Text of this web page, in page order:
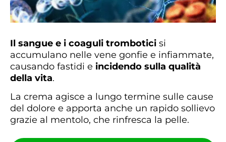
Il sangue e i coaguli trombotici si
accumulano nelle vene gonfie e infiammate,
causando fastidi e incidendo sulla qualità
della vita.
La crema agisce a lungo termine sulle cause
del dolore e apporta anche un rapido sollievo
grazie al mentolo, che rinfresca la pelle.